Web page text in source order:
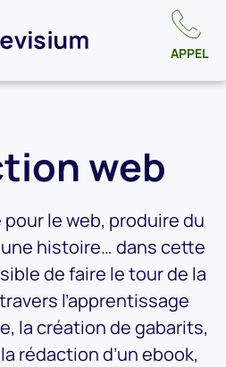
APPEL
web
le web, produire du
histoire… dans cette
de faire le tour de la
l’apprentissage
la création de gabarits,
rédaction d’un ebook,